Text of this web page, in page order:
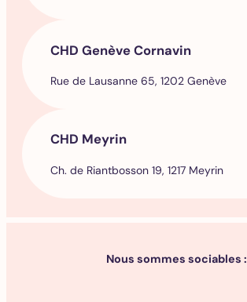
CHD Genève Cornavin
Rue de Lausanne 65, 1202 Genève
CHD Meyrin
Ch. de Riantbosson 19, 1217 Meyrin
Nous sommes sociables :